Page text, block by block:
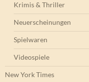
Krimis & Thriller
Neuerscheinungen
Spielwaren
Videospiele
New York Times